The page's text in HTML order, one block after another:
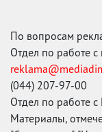
По вопросам
Отдел по работе
(044) 207-97-00
Отдел по работе
Материалы,